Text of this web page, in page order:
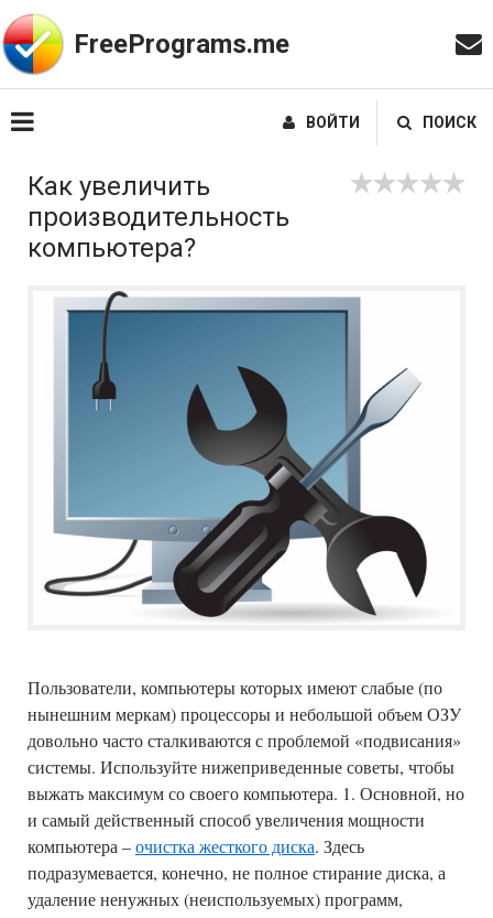
FreePrograms.me
ВОЙТИ ПОИСК
Как увеличить
производительность
компьютера?
Пользователи, компьютеры которых имеют слабые (по
нынешним меркам) процессоры и небольшой объем ОЗУ
довольно часто сталкиваются с проблемой «подвисания»
системы. Используйте нижеприведенные советы, чтобы
выжать максимум со своего компьютера. 1. Основной, но
и самый действенный способ увеличения мощности
компьютера –очистка жесткого диска. Здесь
подразумевается, конечно, не полное стирание диска, а
удаление ненужных (неиспользуемых) программ,